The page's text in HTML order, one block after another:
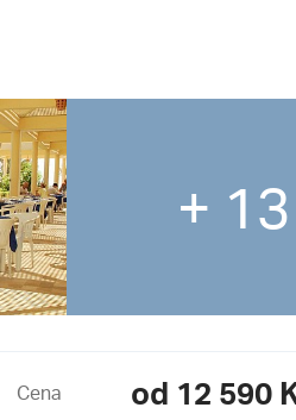
+ 13
Cena od 12 590